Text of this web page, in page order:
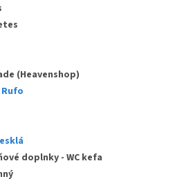
(Heavenshop)
doplnky - WC kefa